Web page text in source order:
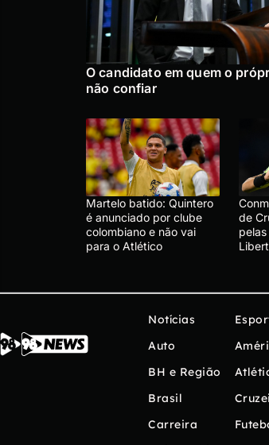
O candidato em quem o
não confiar
Martelo batido: Quintero
é anunciado por clube
colombiano e não vai
para o Atlético
de
Notícias
Auto
BH e Região
Brasil
Carreira